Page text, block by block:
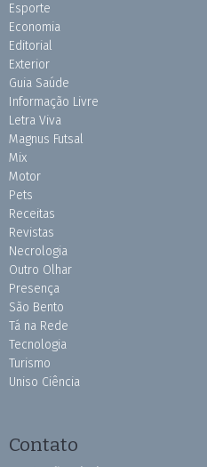
Esporte
Economia
Editorial
Exterior
Guia Saúde
Informação Livre
Letra Viva
Magnus Futsal
Mix
Motor
Pets
Receitas
Revistas
Necrologia
Outro Olhar
Presença
São Bento
Tá na Rede
Tecnologia
Turismo
Uniso Ciência
Contato